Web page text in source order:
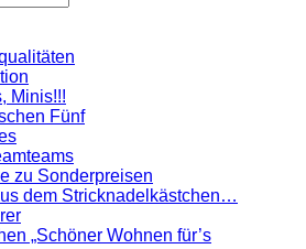
Minis!!!
Fünf
zu Sonderpreisen
dem Stricknadelkästchen…
„Schöner Wohnen für’s